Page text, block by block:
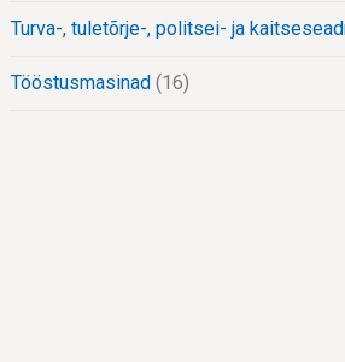
Turva-, tuletõrje-, politsei- ja
Tööstusmasinad 16